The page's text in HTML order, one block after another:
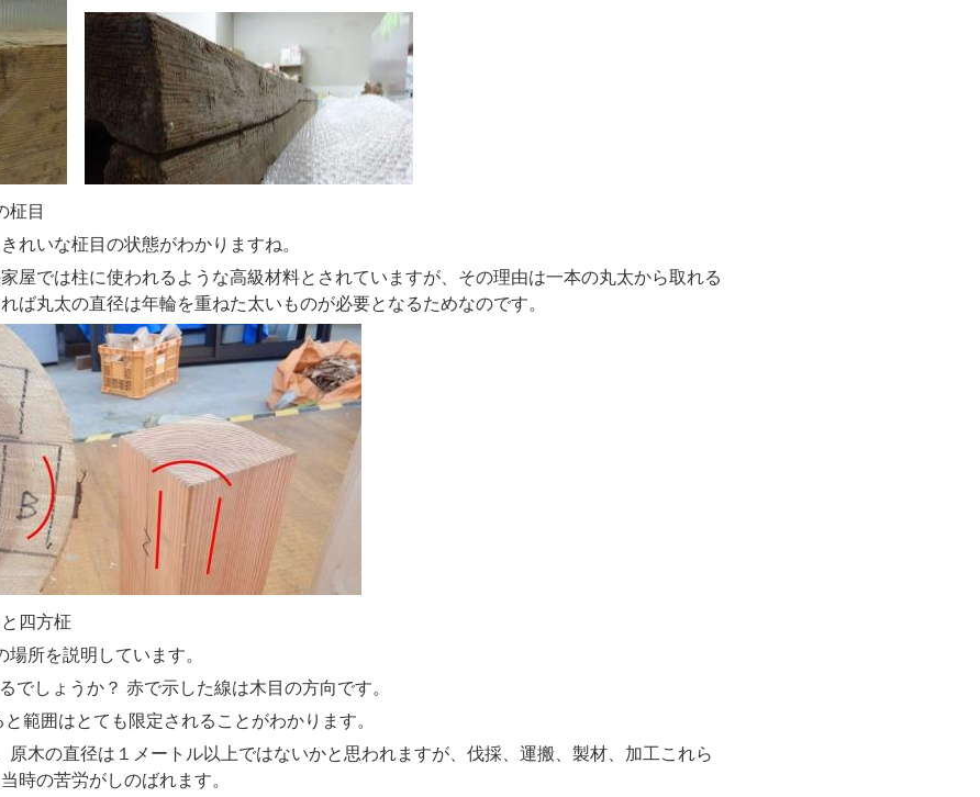
れいな柾目の状態がわかりますね。
屋では柱に使われるような高級材料とされていますが、その理由は一本の丸太から取れる
ば丸太の直径は年輪を重ねた太いものが必要となるためなのです。
柾
場所を説明しています。
でしょうか？ 赤で示した線は木目の方向です。
範囲はとても限定されることがわかります。
木の直径は１メートル以上ではないかと思われますが、伐採、運搬、製材、加工これら
時の苦労がしのばれます。